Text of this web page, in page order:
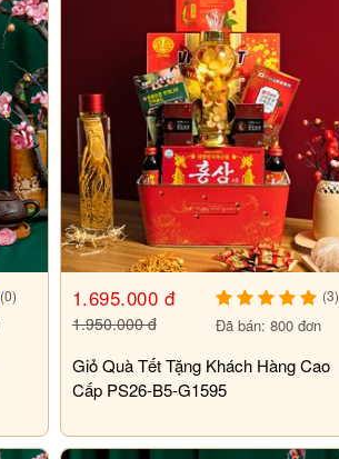
(0) 1.695.000 đ
1.950.000 đ
(3)
Đã bán: 800 đơn
Giỏ Quà Tết Tặng Khách Hàng Cao
Cấp PS26-B5-G1595